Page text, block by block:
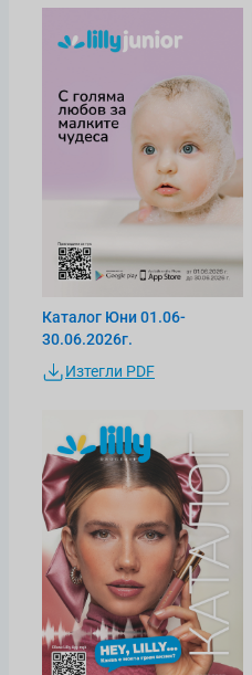
Каталог Юни 01.06-
30.06.2026г.
Изтегли PDF